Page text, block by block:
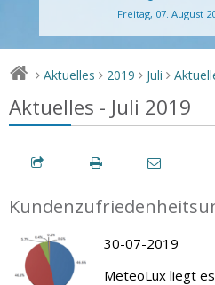
Freitag, 07. August
> Aktuelles > 2019 > Juli >
Aktuelles - Juli 2019
30-07-2019
MeteoLux liegt